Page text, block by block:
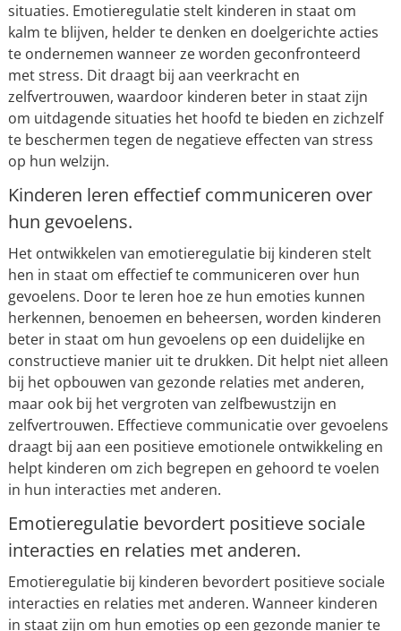
situaties. Emotieregulatie stelt kinderen in staat om
kalm te blijven, helder te denken en doelgerichte acties
te ondernemen wanneer ze worden geconfronteerd
met stress. Dit draagt bij aan veerkracht en
zelfvertrouwen, waardoor kinderen beter in staat zijn
om uitdagende situaties het hoofd te bieden en zichzelf
te beschermen tegen de negatieve effecten van stress
op hun welzijn.
Kinderen leren effectief communiceren over
hun gevoelens.
Het ontwikkelen van emotieregulatie bij kinderen stelt
hen in staat om effectief te communiceren over hun
gevoelens. Door te leren hoe ze hun emoties kunnen
herkennen, benoemen en beheersen, worden kinderen
beter in staat om hun gevoelens op een duidelijke en
constructieve manier uit te drukken. Dit helpt niet alleen
bij het opbouwen van gezonde relaties met anderen,
maar ook bij het vergroten van zelfbewustzijn en
zelfvertrouwen. Effectieve communicatie over gevoelens
draagt bij aan een positieve emotionele ontwikkeling en
helpt kinderen om zich begrepen en gehoord te voelen
in hun interacties met anderen.
Emotieregulatie bevordert positieve sociale
interacties en relaties met anderen.
Emotieregulatie bij kinderen bevordert positieve sociale
interacties en relaties met anderen. Wanneer kinderen
in staat zijn om hun emoties op een gezonde manier te